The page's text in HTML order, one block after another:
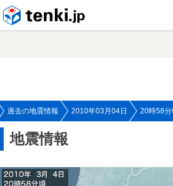
過去の地震情報 2010年03月04日 20時58
地震情報